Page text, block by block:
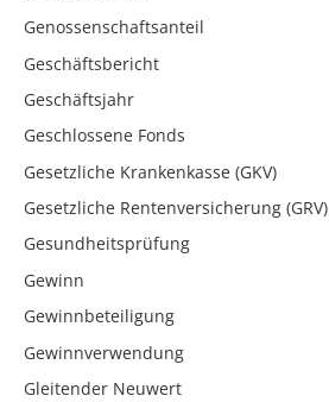
Genossenschaftsanteil
Geschäftsbericht
Geschäftsjahr
Geschlossene Fonds
Gesetzliche Krankenkasse (GKV)
Gesetzliche Rentenversicherung (GRV)
Gesundheitsprüfung
Gewinn
Gewinnbeteiligung
Gewinnverwendung
Gleitender Neuwert